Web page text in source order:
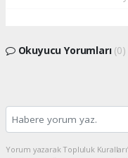
Okuyucu Yorumları (0)
Yorum yazarak Topluluk